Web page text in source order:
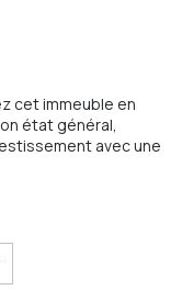
cet immeuble en
état général,
avec une